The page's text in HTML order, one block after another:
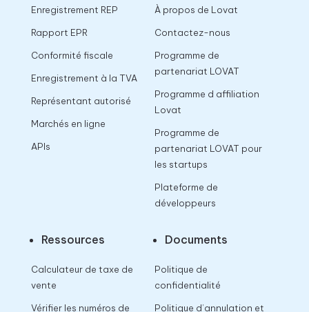
Enregistrement REP
Rapport EPR
Conformité fiscale
Enregistrement à la TVA
Représentant autorisé
Marchés en ligne
APIs
À propos de Lovat
Contactez-nous
Programme de
partenariat LOVAT
Programme d affiliation
Lovat
Programme de
partenariat LOVAT pour
les startups
Plateforme de
développeurs
Ressources
Calculateur de taxe de
vente
Vérifier les numéros de
Documents
Politique de
confidentialité
Politique d’annulation et